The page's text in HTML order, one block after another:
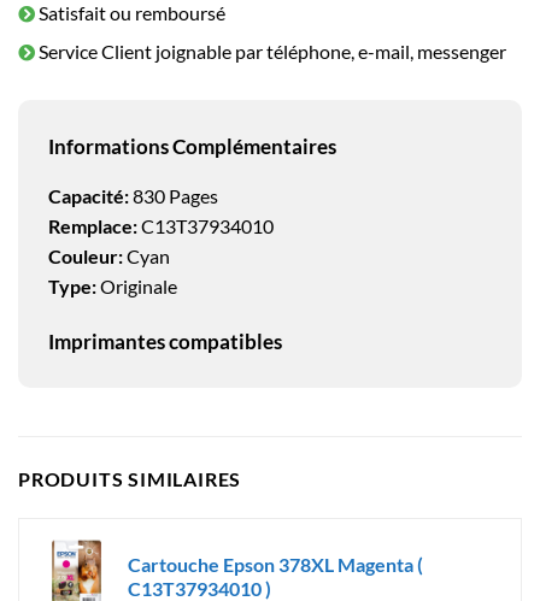
Satisfait ou remboursé
Service Client joignable par téléphone, e-mail, messenger
Informations Complémentaires
Capacité:830 Pages
Remplace:C13T37934010
Couleur:Cyan
Type:Originale
Imprimantes compatibles
PRODUITS SIMILAIRES
Cartouche Epson 378XL Magenta (
C13T37934010 )